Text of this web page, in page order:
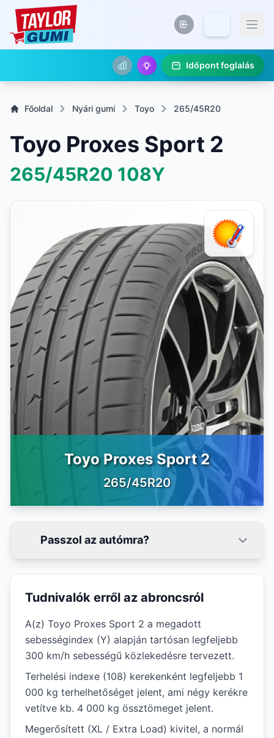
Időpont foglalás
Főoldal Nyári gumi Toyo 265/45R20
Toyo Proxes Sport 2
265/45R20 108Y
Toyo Proxes Sport 2
265/45R20
Passzol az autómra?
Tudnivalók erről az abroncsról
A(z) Toyo Proxes Sport 2 a megadott
sebességindex (Y) alapján tartósan legfeljebb
300 km/h sebességű közlekedésre tervezett.
Terhelési indexe (108) kerekenként legfeljebb 1
000 kg terhelhetőséget jelent, ami négy kerékre
vetítve kb. 4 000 kg össztömeget jelent.
Megerősített (XL / Extra Load) kivitel, a normál